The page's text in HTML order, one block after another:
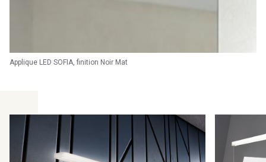
Applique LED SOFIA, finition Noir Mat